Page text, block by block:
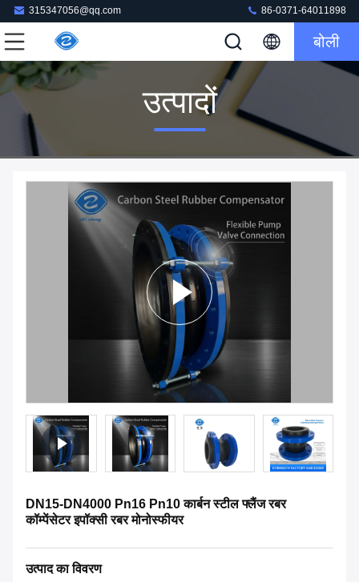
315347056@qq.com 86-0371-64011898
बोली
उत्पादों
DN15-DN4000 Pn16 Pn10 कार्बन स्टील फ्लैंज रबर
कॉम्पेंसेटर इपॉक्सी रबर मोनोस्फीयर
उत्पाद का विवरण